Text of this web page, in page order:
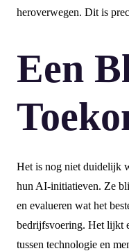
heroverwegen. Dit is
Een
Het is nog niet duidelijk
hun AI-initiatieven. Ze
en evalueren wat het
bedrijfsvoering. Het lijkt
tussen technologie en